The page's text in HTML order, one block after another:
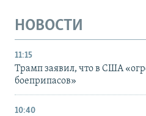
НОВОСТИ
11:15
Трамп заявил, что в США
боеприпасов»
10:40